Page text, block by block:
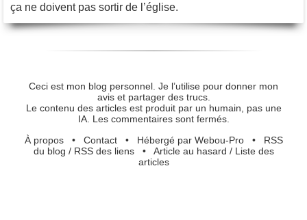
ça ne doivent pas sortir de l’église.
Ceci est mon blog personnel. Je l’utilise pour donner mon
avis et partager des trucs.
Le contenu des articles est produit par un humain, pas une
IA. Les commentaires sont fermés.
À propos• Contact• Hébergé par Webou-Pro• RSS
du blog / RSS des liens• Article au hasard / Liste des
articles